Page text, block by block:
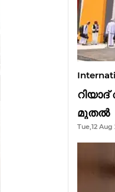
മുതൽ
Tue,12 Aug